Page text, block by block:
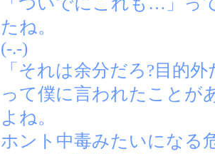
たね。
(-.-)
「それは余分だろ?目的
って僕に言われたことが
よね。
ホント中毒みたいになる